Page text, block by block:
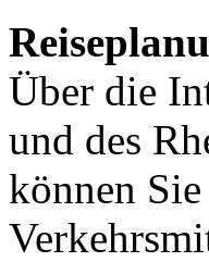
Über die
und des
können